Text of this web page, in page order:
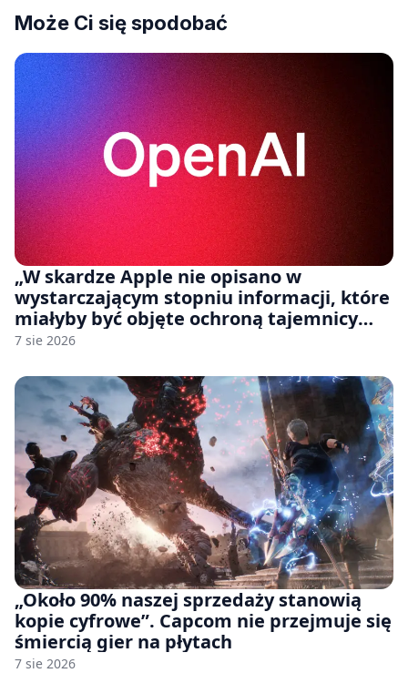
Może Ci się spodobać
„W skardze Apple nie opisano w
wystarczającym stopniu informacji, które
miałyby być objęte ochroną tajemnicy
handlowej”. OpenAI żąda odrzucenia
7 sie 2026
„Około 90% naszej sprzedaży stanowią
kopie cyfrowe”. Capcom nie przejmuje się
śmiercią gier na płytach
7 sie 2026